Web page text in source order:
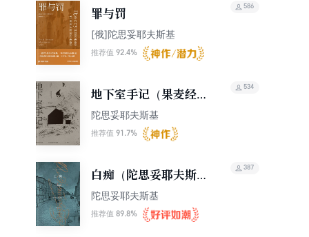
罪与罚
[俄]陀思妥耶夫斯基
推荐值 92.4%
586
地下室手记（果麦经
典）
陀思妥耶夫斯基
推荐值 91.7%
534
白痴（陀思妥耶夫斯基
文集2015）
陀思妥耶夫斯基
推荐值 89.8%
387